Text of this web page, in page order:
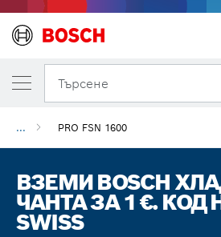
Търсене
... PRO FSN 1600
ВЗЕМИ BOSCH
ЧАНТА ЗА 1 €. КОД
SWISS